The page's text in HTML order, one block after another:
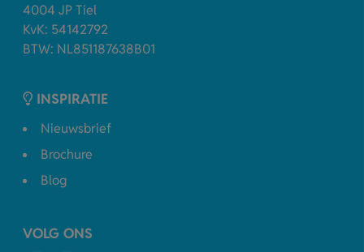
4004 JP Tiel
KvK: 54142792
BTW: NL851187638B01
INSPIRATIE
Nieuwsbrief
Brochure
Blog
VOLG ONS